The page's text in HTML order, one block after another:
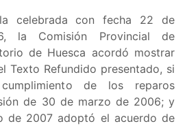
celebrada con fecha 22 de
la Comisión Provincial de
de Huesca acordó mostrar
Texto Refundido presentado, si
de los reparos
de 30 de marzo de 2006; y
de 2007 adoptó el acuerdo de